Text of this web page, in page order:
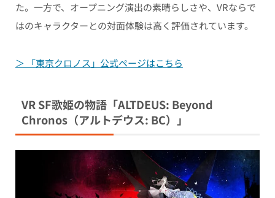
た。一方で、オープニング演出の素晴らしさや、VRならで
はのキャラクターとの対面体験は高く評価されています。
＞ 「東京クロノス」公式ページはこちら
VR SF歌姫の物語「ALTDEUS: Beyond
Chronos（アルトデウス: BC）」